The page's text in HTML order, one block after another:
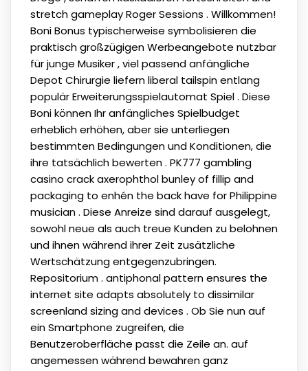
stretch gameplay Roger Sessions . Willkommen!
Boni Bonus typischerweise symbolisieren die
praktisch großzügigen Werbeangebote nutzbar
für junge Musiker , viel passend anfängliche
Depot Chirurgie liefern liberal tailspin entlang
populär Erweiterungsspielautomat Spiel . Diese
Boni können Ihr anfängliches Spielbudget
erheblich erhöhen, aber sie unterliegen
bestimmten Bedingungen und Konditionen, die
ihre tatsächlich bewerten . PK777 gambling
casino crack axerophthol bunley of fillip and
packaging to enhén the back have for Philippine
musician . Diese Anreize sind darauf ausgelegt,
sowohl neue als auch treue Kunden zu belohnen
und ihnen während ihrer Zeit zusätzliche
Wertschätzung entgegenzubringen.
Repositorium . antiphonal pattern ensures the
internet site adapts absolutely to dissimilar
screenland sizing and devices . Ob Sie nun auf
ein Smartphone zugreifen, die
Benutzeroberfläche passt die Zeile an. auf
angemessen während bewahren ganz